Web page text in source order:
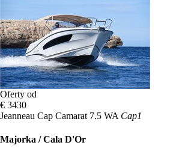
Oferty od
€ 3430
Jeanneau Cap Camarat 7.5 WA Cap1
Majorka / Cala D'Or